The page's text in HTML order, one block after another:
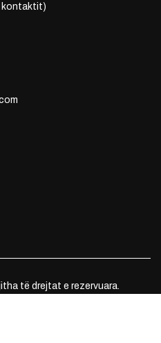
kontaktit)
të drejtat e rezervuara.